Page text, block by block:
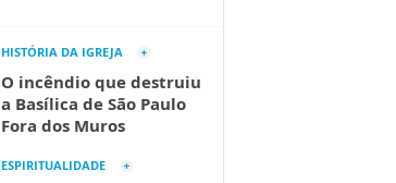
HISTÓRIA DA IGREJA
O incêndio que destruiu
a Basílica de São Paulo
Fora dos Muros
ESPIRITUALIDADE